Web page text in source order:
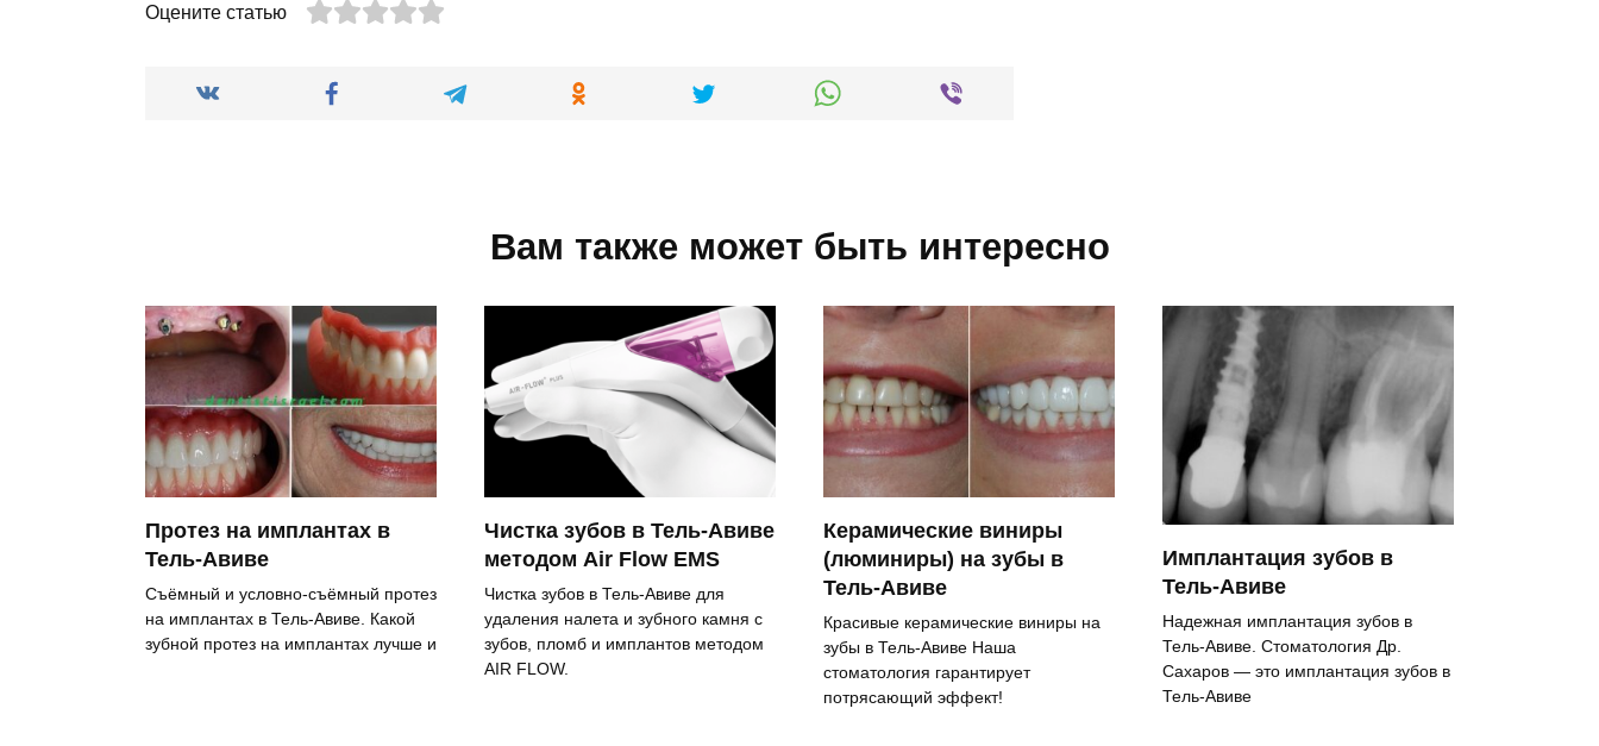
Оцените статью
Вам также может быть интересно
Протез на имплантах в
Тель-Авиве
Съёмный и условно-съёмный протез
на имплантах в Тель-Авиве. Какой
зубной протез на имплантах лучше и
Чистка зубов в Тель-Авиве
методом Air Flow EMS
Чистка зубов в Тель-Авиве для
удаления налета и зубного камня с
зубов, пломб и имплантов методом
AIR FLOW.
Керамические виниры
(люминиры) на зубы в
Тель-Авиве
Красивые керамические виниры на
зубы в Тель-Авиве Наша
стоматология гарантирует
потрясающий эффект!
Имплантация зубов в
Тель-Авиве
Надежная имплантация зубов в
Тель-Авиве. Стоматология Др.
Сахаров — это имплантация зубов в
Тель-Авиве